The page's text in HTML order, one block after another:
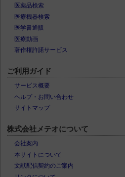
医薬品検索
医療機器検索
医学書通販
医療動画
著作権許諾サービス
ご利用ガイド
サービス概要
ヘルプ・お問い合わせ
サイトマップ
株式会社メテオについて
会社案内
本サイトについて
文献配信契約のご案内